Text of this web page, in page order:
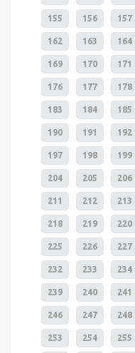
155 156 157
162 163 164
169 170 171
176 177 178
183 184 185
190 191 192
197 198 199
204 205 206
211 212 213
218 219 220
225 226 227
232 233 234
239 240 241
246 247 248
253 254 255